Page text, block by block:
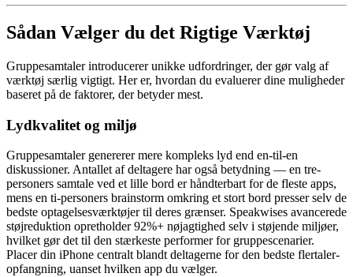
Sådan Vælger du det Rigtige Værktøj
Gruppesamtaler introducerer unikke udfordringer, der gør valg af
værktøj særlig vigtigt. Her er, hvordan du evaluerer dine muligheder
baseret på de faktorer, der betyder mest.
Lydkvalitet og miljø
Gruppesamtaler genererer mere kompleks lyd end en-til-en
diskussioner. Antallet af deltagere har også betydning — en tre-
personers samtale ved et lille bord er håndterbart for de fleste apps,
mens en ti-personers brainstorm omkring et stort bord presser selv de
bedste optagelsesværktøjer til deres grænser. Speakwises avancerede
støjreduktion opretholder 92%+ nøjagtighed selv i støjende miljøer,
hvilket gør det til den stærkeste performer for gruppescenarier.
Placer din iPhone centralt blandt deltagerne for den bedste flertaler-
opfangning, uanset hvilken app du vælger.